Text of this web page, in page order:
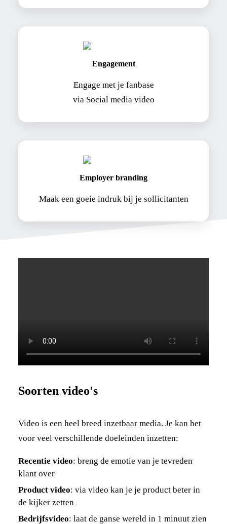
Engagement
Engage met je fanbase
via Social media video
Employer branding
Maak een goeie indruk bij je sollicitanten
Soorten video's
Video is een heel breed inzetbaar media. Je kan het
voor veel verschillende doeleinden inzetten:
Recentie video: breng de emotie van je tevreden
klant over
Product video: via video kan je je product beter in
de kijker zetten
Bedrijfsvideo: laat de ganse wereld in 1 minuut zien